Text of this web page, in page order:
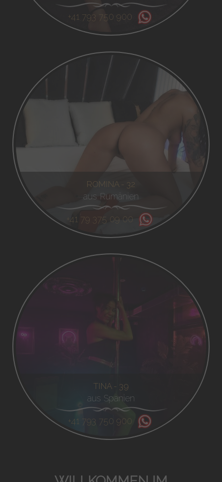
+41 793 750 900
ROMINA - 32
aus Rumänien
+41 79 375 09 00
TINA - 39
aus Spanien
+41 793 750 900